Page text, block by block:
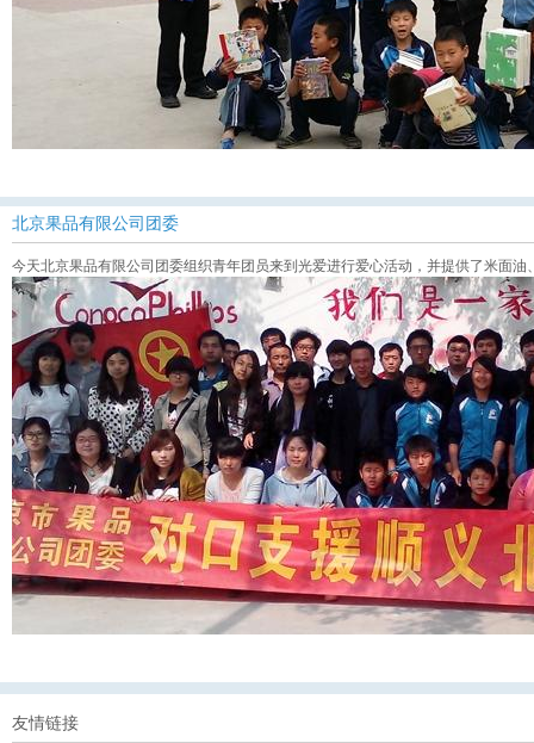
北京果品有限公司团委
今天北京果品有限公司团委组织青年团员来到光爱进行爱心活动，并提供了米面油
友情链接